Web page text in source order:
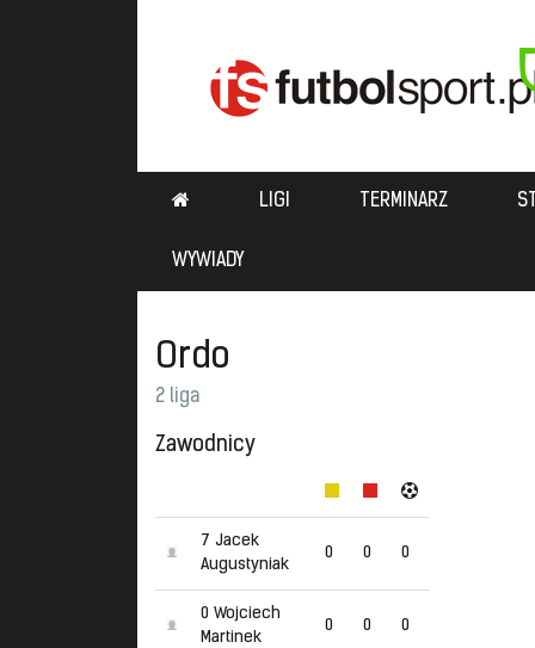
LIGI TERMINARZ
WYWIADY
Ordo
2 liga
Zawodnicy
7 Jacek
Augustyniak
0 0 0
0 Wojciech
Martinek
0 0 0